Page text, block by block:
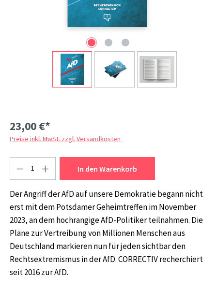
23,00 €*
Preise inkl. MwSt. zzgl. Versandkosten
Produkt Anzahl: Gib den gewünschten Wert
In den Warenkorb
Der Angriff der AfD auf unsere Demokratie begann nicht
erst mit dem Potsdamer Geheimtreffen im November
2023, an dem hochrangige AfD-Politiker teilnahmen. Die
Pläne zur Vertreibung von Millionen Menschen aus
Deutschland markieren nun für jeden sichtbar den
Rechtsextremismus in der AfD. CORRECTIV recherchiert
seit 2016 zur AfD.